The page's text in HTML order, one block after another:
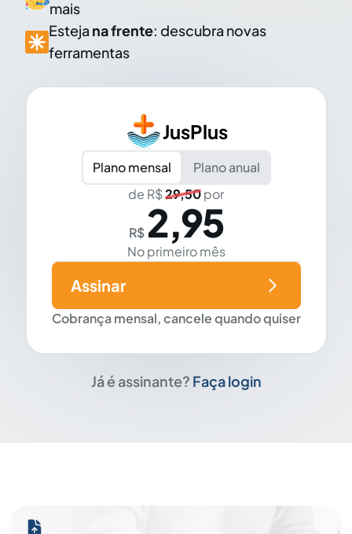
mais
Esteja na frente: descubra novas
ferramentas
JusPlus
Plano mensal
Plano anual
de R$29,50por
R$ 2,95
No primeiro mês
Cobrança mensal, cancele quando quiser
Assinar
Já é assinante? Faça login